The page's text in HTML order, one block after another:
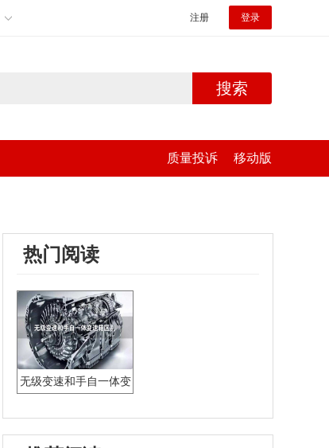
注册 登录
搜索
质量投诉 移动版
热门阅读
无级变速和手自一体变